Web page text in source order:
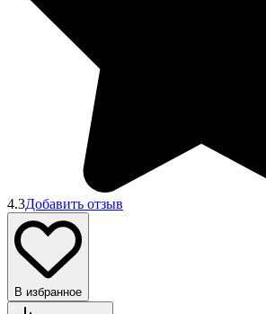
4.3Добавить отзыв
В избранное